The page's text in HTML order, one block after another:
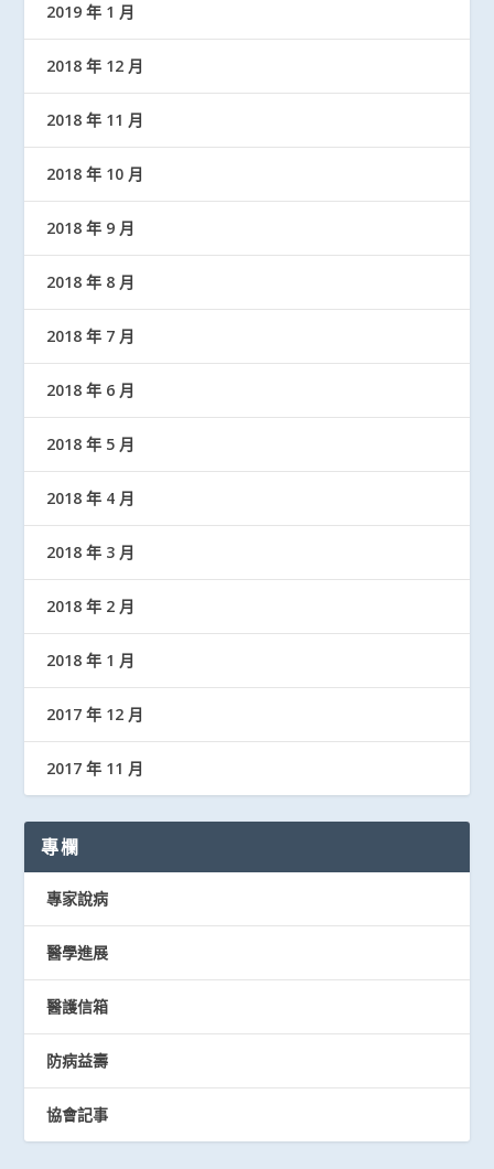
2019 年 1 月
2018 年 12 月
2018 年 11 月
2018 年 10 月
2018 年 9 月
2018 年 8 月
2018 年 7 月
2018 年 6 月
2018 年 5 月
2018 年 4 月
2018 年 3 月
2018 年 2 月
2018 年 1 月
2017 年 12 月
2017 年 11 月
專欄
專家說病
醫學進展
醫護信箱
防病益壽
協會記事